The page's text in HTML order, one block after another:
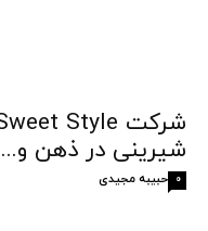
شیرینی در ذهن و...
حبیبه مجیدی 0